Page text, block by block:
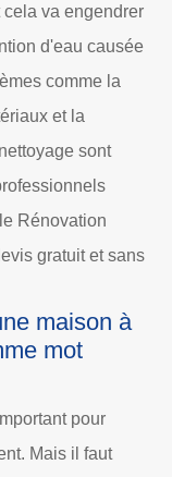
va engendrer
d'eau causée
comme la
et la
sont
Rénovation
gratuit et sans
maison à
mot
pour
Mais il faut